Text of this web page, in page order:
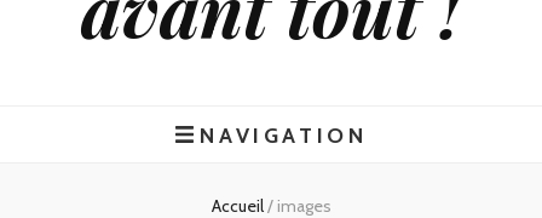
NAVIGATION
Accueil/ images